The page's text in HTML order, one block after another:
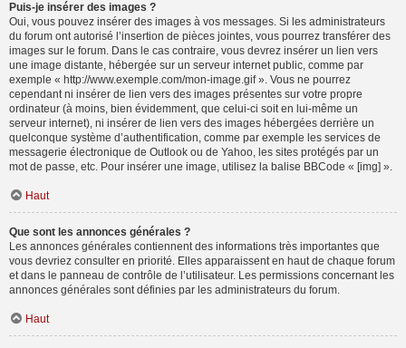
Puis-je insérer des images ?
Oui, vous pouvez insérer des images à vos messages. Si les administrateurs
du forum ont autorisé l’insertion de pièces jointes, vous pourrez transférer des
images sur le forum. Dans le cas contraire, vous devrez insérer un lien vers
une image distante, hébergée sur un serveur internet public, comme par
exemple « http://www.exemple.com/mon-image.gif ». Vous ne pourrez
cependant ni insérer de lien vers des images présentes sur votre propre
ordinateur (à moins, bien évidemment, que celui-ci soit en lui-même un
serveur internet), ni insérer de lien vers des images hébergées derrière un
quelconque système d’authentification, comme par exemple les services de
messagerie électronique de Outlook ou de Yahoo, les sites protégés par un
mot de passe, etc. Pour insérer une image, utilisez la balise BBCode « [img] ».
Haut
Que sont les annonces générales ?
Les annonces générales contiennent des informations très importantes que
vous devriez consulter en priorité. Elles apparaissent en haut de chaque forum
et dans le panneau de contrôle de l’utilisateur. Les permissions concernant les
annonces générales sont définies par les administrateurs du forum.
Haut